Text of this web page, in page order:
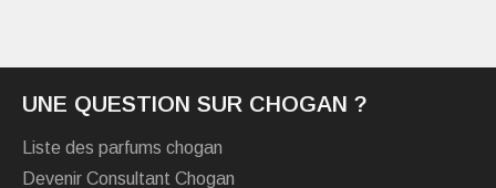
UNE QUESTION SUR CHOGAN ?
Liste des parfums chogan
Devenir Consultant Chogan